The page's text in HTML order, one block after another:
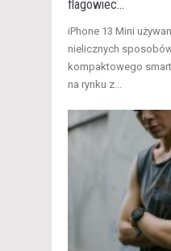
flagowiec...
​iPhone 13 Mini
nielicznych
kompaktowego
na rynku z...